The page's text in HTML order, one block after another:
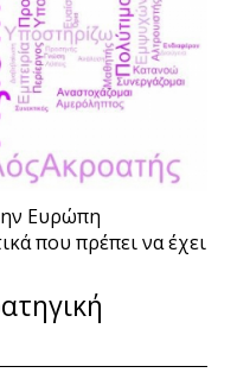
Ευρώπη
που πρέπει να έχει